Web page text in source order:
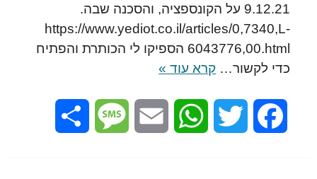
9.12.21 על הקונספציה, והסכנה שבה.
https://www.yediot.co.il/articles/0,7340,L-
6043776,00.html הספיקו לי הכותרת והפתיח
כדי לקשור… קרא עוד »
Facebook
Twitter
WhatsApp
Email
Message